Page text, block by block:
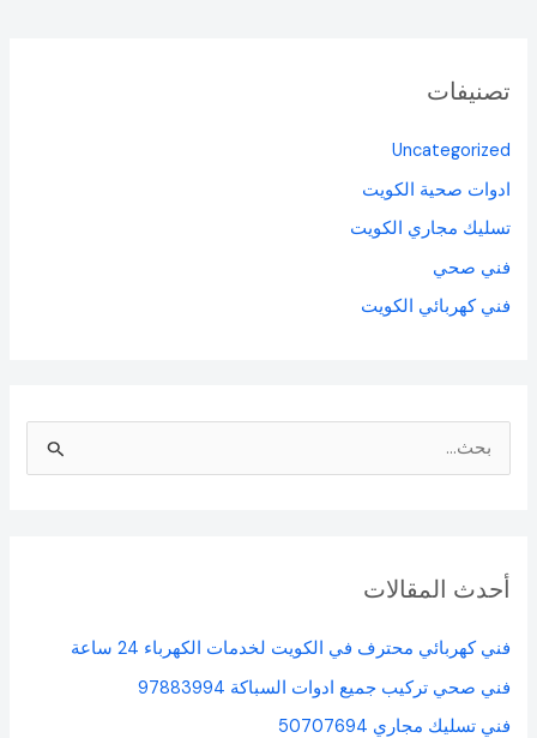
تصنيفات
Uncategorized
ادوات صحية الكويت
تسليك مجاري الكويت
فني صحي
فني كهربائي الكويت
ث
ن
:
أحدث المقالات
فني كهربائي محترف في الكويت لخدمات الكهرباء 24 ساعة
فني صحي تركيب جميع ادوات السباكة 97883994
فني تسليك مجاري 50707694